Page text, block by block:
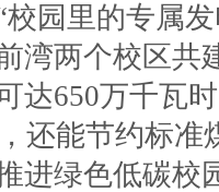
园里的专属
湾两个校区共
达650万千瓦
还能节约标准
进绿色低碳校